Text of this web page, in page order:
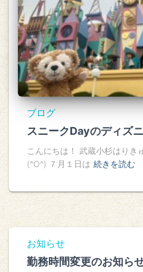
ブログ
スニークDayのディズ
こんにちは！ 武蔵小杉はりき
(^O^) ７月１日は 続きを読む
お知らせ
勤務時間変更のお知ら